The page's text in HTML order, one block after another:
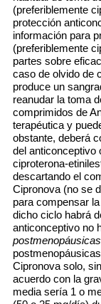
(preferiblemente
protección
información para
(preferiblemente
partes sobre
caso de olvido de
produce un
reanudar la toma
comprimidos de
terapéutica y
obstante, deberá
del anticonceptivo
ciproterona-
descartando el
Cipronova (no se
para compensar
dicho ciclo habrá
anticonceptivo no
Cipronova solo,
acuerdo con la
media sería 1 o